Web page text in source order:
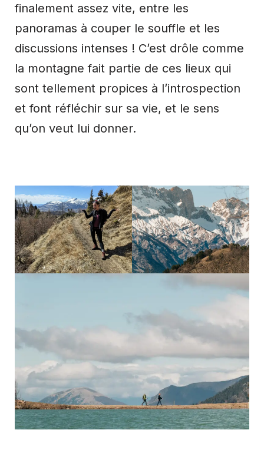
finalement assez vite, entre les
panoramas à couper le souffle et les
discussions intenses ! C’est drôle comme
la montagne fait partie de ces lieux qui
sont tellement propices à l’introspection
et font réfléchir sur sa vie, et le sens
qu’on veut lui donner.